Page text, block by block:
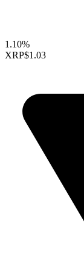
1.10%
XRP$1.03